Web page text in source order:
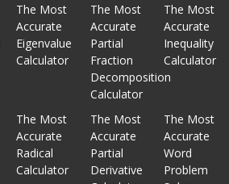
The Most
Accurate
Eigenvalue
Calculator
The Most
Accurate
Partial
Fraction
Decomposition
Calculator
The Most
Accurate
Inequality
Calculator
The Most
Accurate
Radical
Calculator
The Most
Accurate
Partial
Derivative
The Most
Accurate
Word
Problem